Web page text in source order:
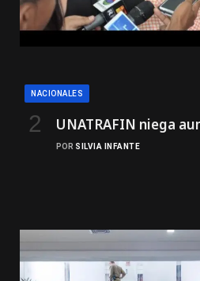
NACIONALES
UNATRAFIN niega
POR SILVIA INFANTE